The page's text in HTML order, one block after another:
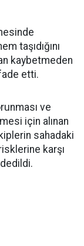
taşıdığını
kaybetmeden
etti.
ve
için alınan
sahadaki
karşı